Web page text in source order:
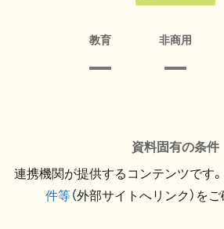
教育 非商用
資料固有の条件
連携機関が提供するコンテンツです。
件等（外部サイトへリンク）を